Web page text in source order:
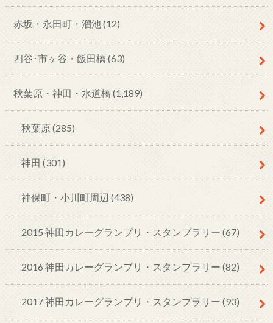
赤坂・永田町・溜池(12)
四谷･市ヶ谷・飯田橋 (63)
秋葉原・神田・水道橋 (1,189)
秋葉原 (285)
神田 (301)
神保町・小川町周辺 (438)
2015 神田カレーグランプリ・スタンプラリー (67)
2016 神田カレーグランプリ・スタンプラリー (82)
2017 神田カレーグランプリ・スタンプラリー (93)